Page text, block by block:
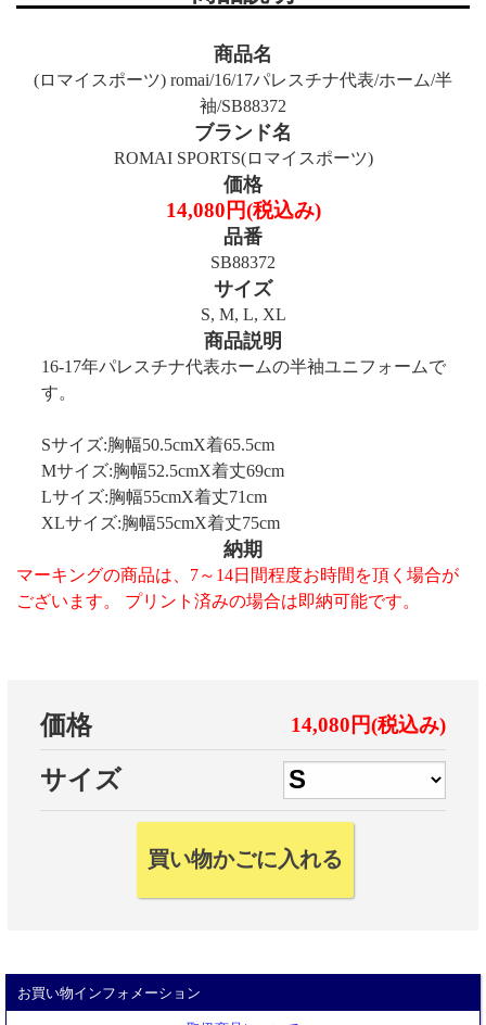
商品名
(ロマイスポーツ) romai/16/17パレスチナ代表/ホーム/半
袖/SB88372
ブランド名
ROMAI SPORTS(ロマイスポーツ)
価格
14,080円(税込み)
品番
SB88372
サイズ
S, M, L, XL
商品説明
16-17年パレスチナ代表ホームの半袖ユニフォームで
す。
Sサイズ:胸幅50.5cmX着65.5cm
Mサイズ:胸幅52.5cmX着丈69cm
Lサイズ:胸幅55cmX着丈71cm
XLサイズ:胸幅55cmX着丈75cm
納期
マーキングの商品は、7～14日間程度お時間を頂く場合が
ございます。 プリント済みの場合は即納可能です。
価格 14,080円(税込み)
サイズ
お買い物インフォメーション